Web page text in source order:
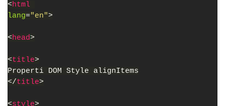
<html
lang="en">
<head>
<title>
Properti DOM Style alignItems
</title>
<style>